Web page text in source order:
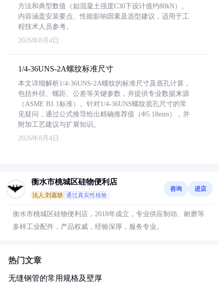
方法和典型数值（如混凝土强度C30下设计值约80kN）。
内容涵盖安装要点、性能影响因素及选型建议，适用于工
程技术人员参考。
2026年8月4日
1/4-36UNS-2A螺纹标准尺寸
本文详细解析1/4-36UNS-2A螺纹的标准尺寸及底孔计算，
包括外径、螺距、公差等关键参数，并提供专业数据来源
（ASME B1.1标准）。针对1/4-36UNS螺纹底孔尺寸的常
见疑问，通过公式推导给出精确推荐值（Φ5.18mm），并
附加工艺建议与扩展知识。
2026年8月4日
衡水市桃城区硅物便利店
法人:刘嘉轶 通过真实性核验
咨询 进店
衡水市桃城区硅物便利店，2018年成立，专业供应制动、耐磨等
多样工业配件，产品权威，经验深厚，服务专业。
热门文章
无缝钢管的常用规格及壁厚